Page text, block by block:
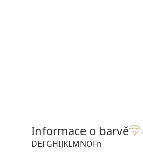
Informace o barvě
DEFGHIJKLMNOFn